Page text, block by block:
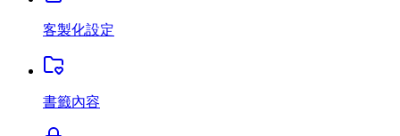
客製化設定
書籤內容